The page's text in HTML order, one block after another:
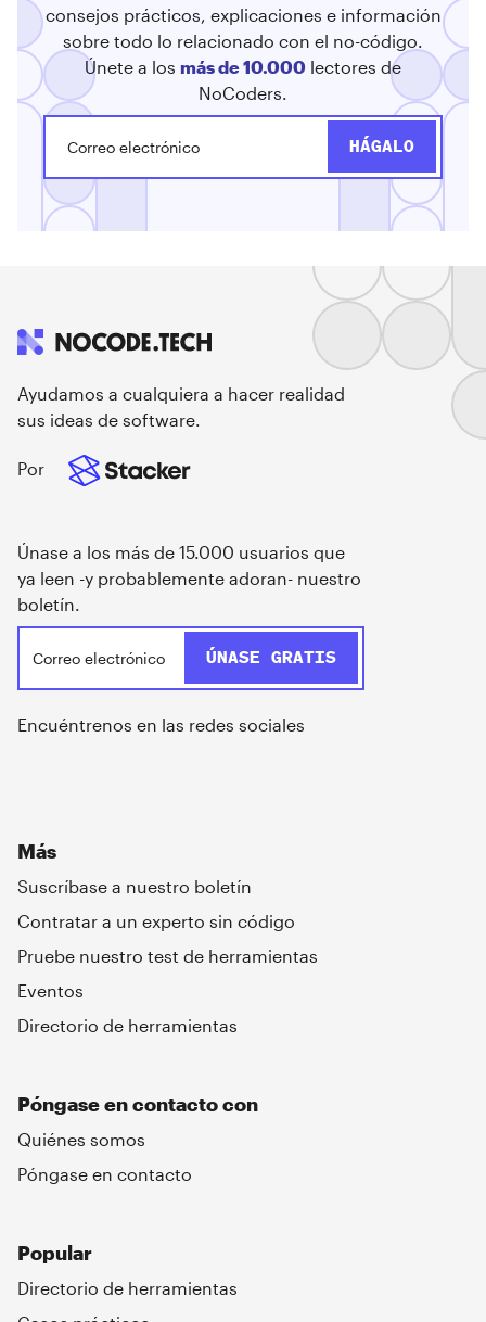
consejos prácticos, explicaciones e información
sobre todo lo relacionado con el no-código.
Únete a los más de 10.000 lectores de
NoCoders.
Ayudamos a cualquiera a hacer realidad
sus ideas de software.
Por
Únase a los más de 15.000 usuarios que
ya leen -y probablemente adoran- nuestro
boletín.
Encuéntrenos en las redes sociales
Más
Suscríbase a nuestro boletín
Contratar a un experto sin código
Pruebe nuestro test de herramientas
Eventos
Directorio de herramientas
Popular
Directorio de herramientas
Póngase en contacto con
Quiénes somos
Póngase en contacto